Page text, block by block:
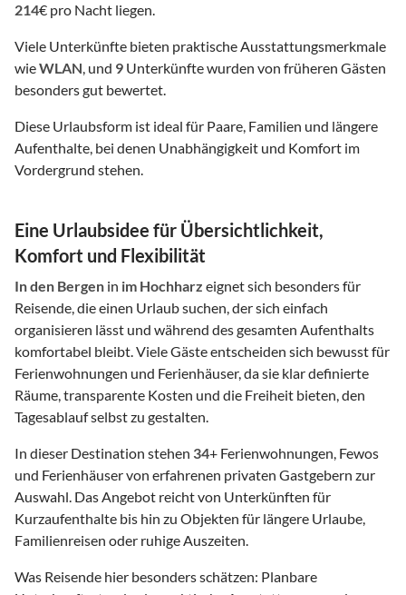
214€ pro Nacht liegen.
Viele Unterkünfte bieten praktische Ausstattungsmerkmale
wieWLAN, und 9 Unterkünfte wurden von früheren Gästen
besonders gut bewertet.
Diese Urlaubsform ist ideal für Paare, Familien und längere
Aufenthalte, bei denen Unabhängigkeit und Komfort im
Vordergrund stehen.
Eine Urlaubsidee für Übersichtlichkeit,
Komfort und Flexibilität
In den Bergen in im Hochharz eignet sich besonders für
Reisende, die einen Urlaub suchen, der sich einfach
organisieren lässt und während des gesamten Aufenthalts
komfortabel bleibt. Viele Gäste entscheiden sich bewusst für
Ferienwohnungen und Ferienhäuser, da sie klar definierte
Räume, transparente Kosten und die Freiheit bieten, den
Tagesablauf selbst zu gestalten.
In dieser Destination stehen 34+ Ferienwohnungen, Fewos
und Ferienhäuser von erfahrenen privaten Gastgebern zur
Auswahl. Das Angebot reicht von Unterkünften für
Kurzaufenthalte bis hin zu Objekten für längere Urlaube,
Familienreisen oder ruhige Auszeiten.
Was Reisende hier besonders schätzen: Planbare